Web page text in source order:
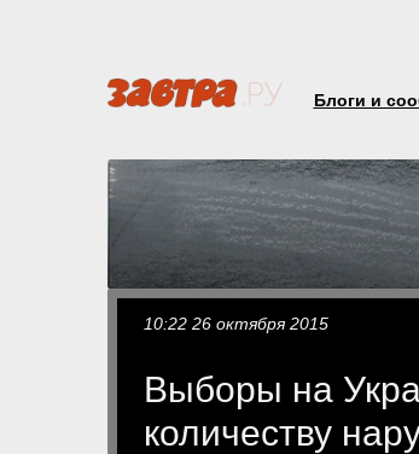
Блоги и
10:22 26 октября 2015
Выборы на
количеству